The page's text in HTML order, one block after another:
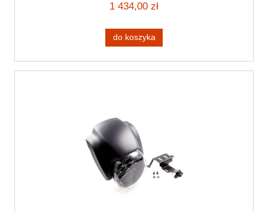
1 434,00 zł
do koszyka